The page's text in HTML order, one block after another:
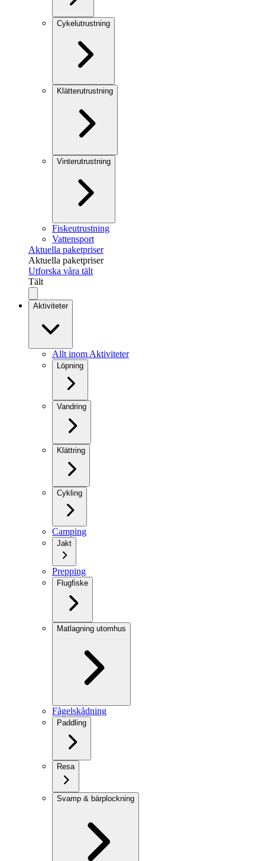
Cykelutrustning
Klätterutrustning
Vinterutrustning
Fiskeutrustning
Vattensport
Aktuella paketpriser
Aktuella paketpriser
Utforska våra tält
Tält
Aktiviteter
Allt inom Aktiviteter
Löpning
Vandring
Klättring
Cykling
Camping
Jakt
Prepping
Flugfiske
Matlagning utomhus
Fågelskådning
Paddling
Resa
Svamp & bärplockning